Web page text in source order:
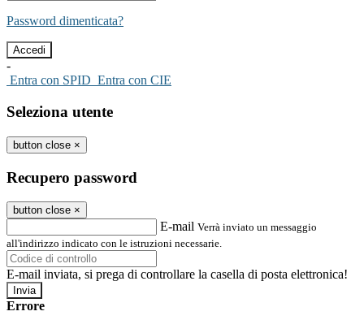
Password dimenticata?
-
Entra con SPID Entra con CIE
Seleziona utente
button close ×
Recupero password
button close ×
E-mail Verrà inviato un messaggio
all'indirizzo indicato con le istruzioni necessarie.
E-mail inviata, si prega di controllare la casella di posta elettronica!
Errore